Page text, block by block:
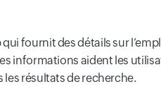
fournit des détails sur
informations aident les
les résultats de recherche.